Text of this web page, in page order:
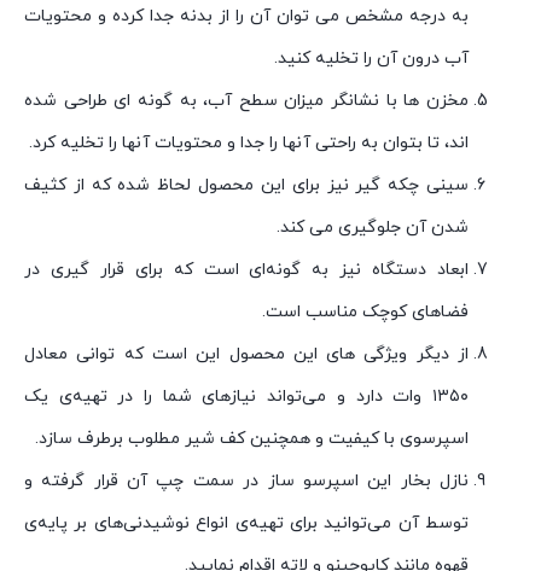
به درجه مشخص می توان آن را از بدنه جدا کرده و محتویات
آب درون آن را تخلیه کنید.
مخزن ها با نشانگر میزان سطح آب، به گونه ای طراحی شده
اند، تا بتوان به راحتی آنها را جدا و محتویات آنها را تخلیه کرد.
سینی چکه گیر نیز برای این محصول لحاظ شده که از کثیف
شدن آن جلوگیری می کند.
ابعاد دستگاه نیز به گونه‌ای است که برای قرار گیری در
فضاهای کوچک مناسب است.
از دیگر ویژگی های این محصول این است که توانی معادل
۱۳۵۰ وات دارد و می‌تواند نیازهای شما را در تهیه‌ی یک
اسپرسوی با کیفیت و همچنین کف شیر مطلوب برطرف سازد.
نازل بخار این اسپرسو ساز در سمت چپ آن قرار گرفته و
توسط آن می‌توانید برای تهیه‌ی انواع نوشیدنی‌های بر پایه‌ی
قهوه مانند کاپوچینو و لاته اقدام نمایید.